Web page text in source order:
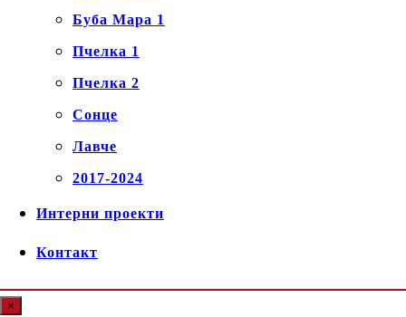
Буба Мара 1
Пчелка 1
Пчелка 2
Сонце
Лавче
2017-2024
Интерни проекти
Контакт
×